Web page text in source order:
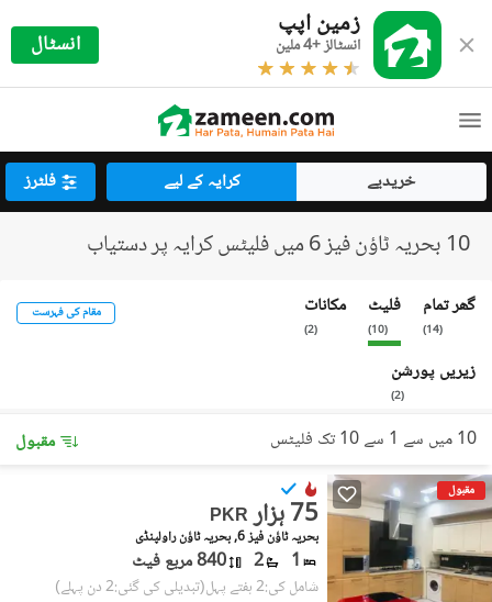
زمین اپپ
انسٹالز +4 ملین انسٹال
خریدیے کرایہ کے لیے فلٹرز
10 بحریہ ٹاؤن فیز 6 میں فلیٹس کرایہ پر دستیاب
گھر تمام
(
14
)
فلیٹ
(
10
)
مکانات
(
2
)
زیریں پورشن
(
2
)
مقام کی فہرست
10 میں سے 1 سے 10 تک فلیٹس مقبول
مقبول
PKR 75 ہزار
بحریہ ٹاؤن فیز 6, بحریہ ٹاؤن راولپنڈی
1
2 840 مربع فیٹ
شامل کی:2 ہفتے پہل (تبدیلی کی گئی:2 دن پہلے)